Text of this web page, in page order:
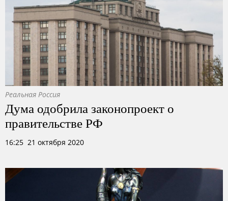
Реальная Россия
Дума одобрила законопроект о
правительстве РФ
16:25 21 октября 2020